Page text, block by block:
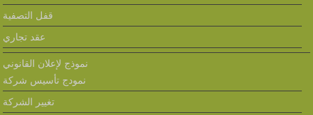
قفل التصفية
عقد تجاري
نموذج لإعلان القانوني
نمودج تأسيس شركة
تغيير الشركة